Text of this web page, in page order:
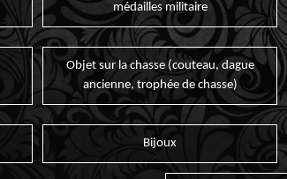
médailles militaire
Objet sur la chasse (couteau, dague
ancienne, trophée de chasse)
Bijoux